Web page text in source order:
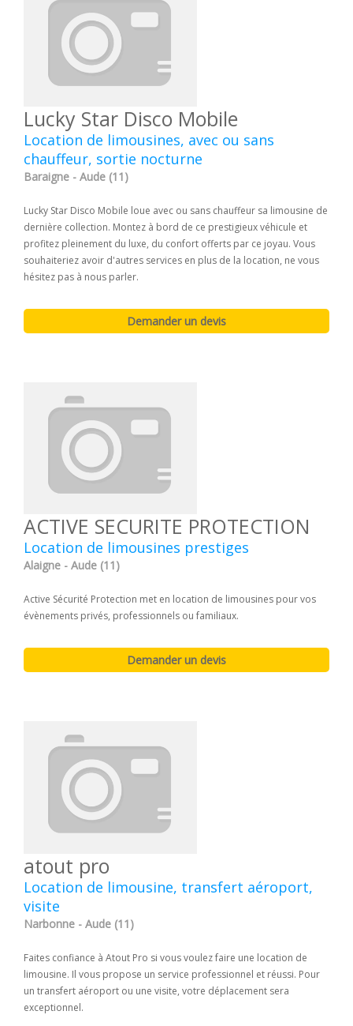
Lucky Star Disco Mobile
Location de limousines, avec ou sans
chauffeur, sortie nocturne
Baraigne - Aude (11)
Lucky Star Disco Mobile loue avec ou sans chauffeur sa limousine de
dernière collection. Montez à bord de ce prestigieux véhicule et
profitez pleinement du luxe, du confort offerts par ce joyau. Vous
souhaiteriez avoir d'autres services en plus de la location, ne vous
hésitez pas à nous parler.
ACTIVE SECURITE PROTECTION
Location de limousines prestiges
Alaigne - Aude (11)
Active Sécurité Protection met en location de limousines pour vos
évènements privés, professionnels ou familiaux.
atout pro
Location de limousine, transfert aéroport,
visite
Narbonne - Aude (11)
Faites confiance à Atout Pro si vous voulez faire une location de
limousine. Il vous propose un service professionnel et réussi. Pour
un transfert aéroport ou une visite, votre déplacement sera
exceptionnel.